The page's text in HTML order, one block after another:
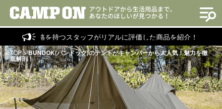
資格を持つスタッフがリアルに評価した商品を紹介！
TOP>BUNDOK(バンドック)のテントがキャンパーから大人気！魅力を徹
底解剖！